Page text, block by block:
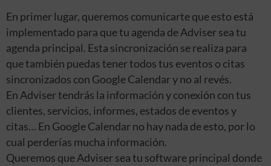
En primer lugar, queremos comunicarte que esto está
implementado para que tu agenda de Adviser sea tu
agenda principal. Esta sincronización se realiza para
que también puedas tener todos tus eventos o citas
sincronizados con Google Calendar y no al revés.
En Adviser tendrás la información y conexión con tus
clientes, servicios, informes, estados de eventos y
citas… En Google Calendar no hay nada de esto, por lo
cual perderías mucha información.
Queremos que Adviser sea tu software principal donde